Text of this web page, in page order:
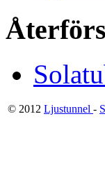
© 2012 Ljustunnel -